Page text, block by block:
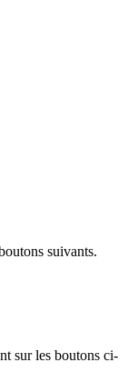
suivants.
sur les boutons ci-